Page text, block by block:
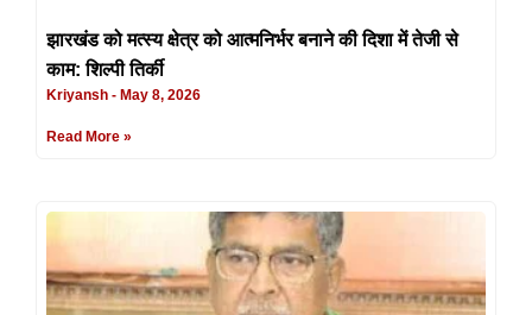
झारखंड को मत्स्य क्षेत्र को आत्मनिर्भर बनाने की दिशा में तेजी से
काम: शिल्पी तिर्की
Kriyansh May 8, 2026
Read More »